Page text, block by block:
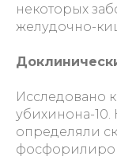
некоторых
желудочно-
Исследовано
убихинона-
определяли